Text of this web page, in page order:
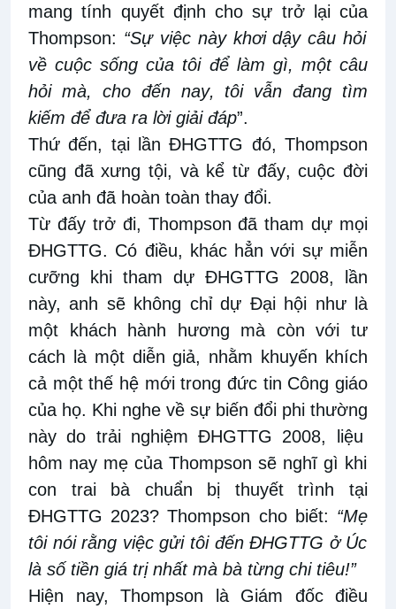
mang tính quyết định cho sự trở lại của
Thompson: “Sựviệc nàykhơi dậy câu hỏi
về cuộc sống của tôi để làm gì, một câu
hỏi mà, cho đến nay, tôi vẫn đang tìm
kiếm để đưa ra lờigiải đáp”.
Thứ đến, tại lần ĐHGTTG đó, Thompson
cũng đã xưng tội, và kể từ đấy, cuộc đời
của anh đã hoàn toàn thay đổi.
Từ đấy trở đi, Thompson đã tham dự mọi
ĐHGTTG. Có điều, khác hẳnvới sự miễn
cưỡng khi tham dự ĐHGTTG 2008, lần
này, anh sẽ không chỉ dự Đại hội như là
một khách hành hương mà còn với tư
cách là một diễn giả, nhằm khuyến khích
cả một thế hệ mới trong đức tin Công giáo
của họ. Khi nghe về sự biến đổi phi thường
này do trải nghiệm ĐHGTTG 2008,
liệu
hôm nay mẹ của Thompson sẽ nghĩ gì khi
con trai bà chuẩn bị thuyết trình tại
ĐHGTTG 2023? Thompson cho biết: “Mẹ
tôinói rằng việcgửi tôi đến ĐHGTTG ở Úc
là số tiền giá trịnhất mà bà từng chi tiêu!”
Hiện nay, Thompson là Giám đốc điều